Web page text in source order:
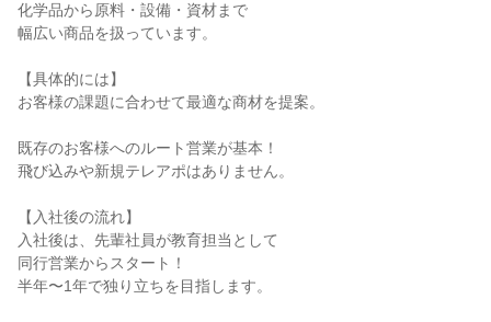
化学品から原料・設備・資材まで
幅広い商品を扱っています。
【具体的には】
お客様の課題に合わせて最適な商材を提案。
既存のお客様へのルート営業が基本！
飛び込みや新規テレアポはありません。
【入社後の流れ】
入社後は、先輩社員が教育担当として
同行営業からスタート！
半年〜1年で独り立ちを目指します。